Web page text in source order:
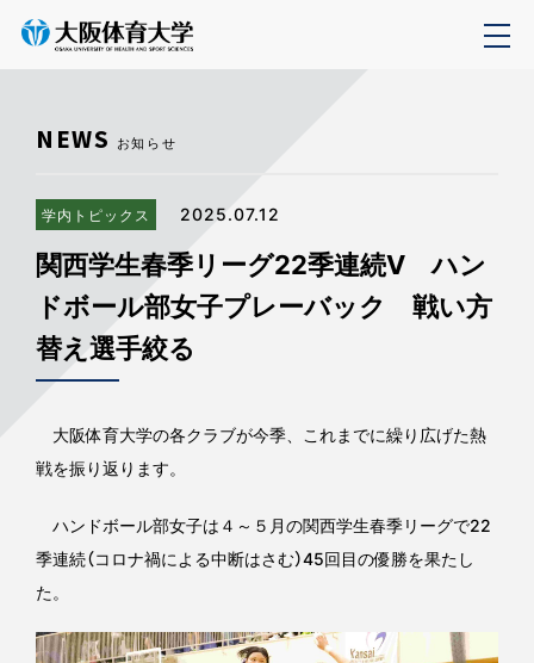
NEWS お知らせ
学内トピックス 2025.07.12
関西学生春季リーグ22季連続Ⅴ ハン
ドボール部女子プレーバック 戦い方
替え選手絞る
大阪体育大学の各クラブが今季、これまでに繰り広げた熱
戦を振り返ります。
ハンドボール部女子は４～５月の関西学生春季リーグで22
季連続（コロナ禍による中断はさむ）45回目の優勝を果たし
た。